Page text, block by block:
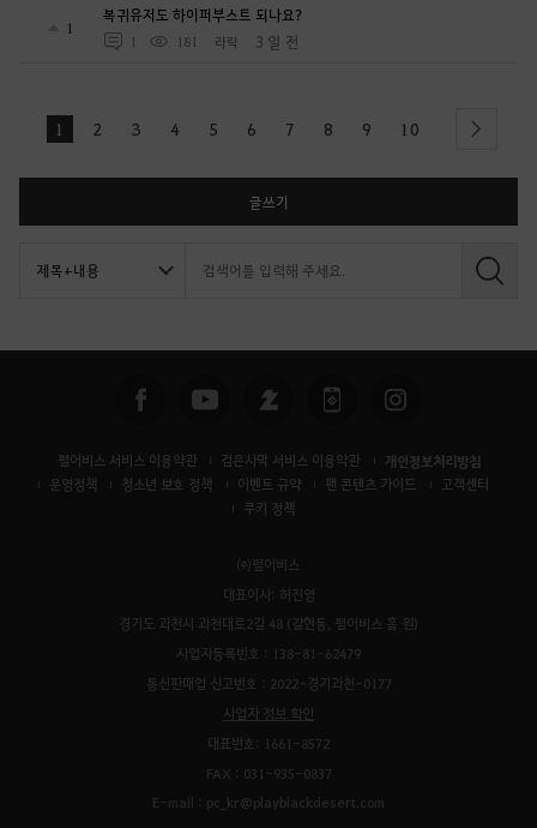
1
복귀유저도 하이퍼부스트 되나요?
1 181 라릭 3 일 전
1 2 3 4 5 6 7 8 9 10 next
글쓰기
검
펄어비스 서비스 이용약관 검은사막 서비스 이용약관 개인정보처리방침
운영정책 청소년 보호 정책 이벤트 규약 팬 콘텐츠 가이드
고객센터
쿠키 정책
㈜펄어비스
대표이사: 허진영
경기도 과천시 과천대로2길 48 (갈현동, 펄어비스 홈 원)
사업자등록번호 : 138-81-62479
통신판매업 신고번호 : 2022-경기과천-0177
사업자 정보 확인
대표번호: 1661-8572
FAX : 031-935-0837
E-mail : pc_kr@playblackdesert.com